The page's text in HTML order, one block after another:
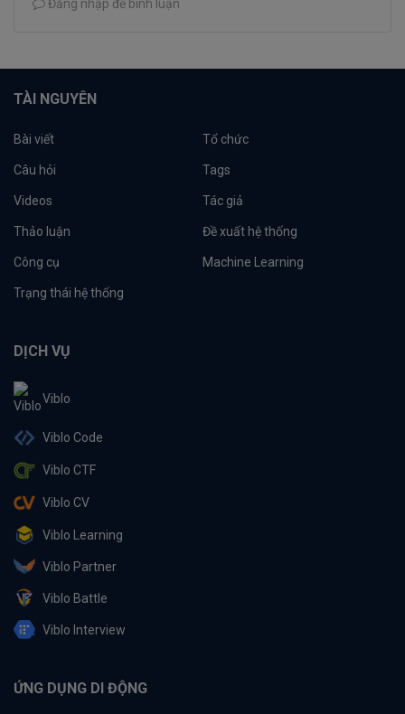
Đăng nhập để bình luận
TÀI NGUYÊN
Bài viết Tổ chức
Câu hỏi Tags
Videos Tác giả
Thảo luận Đề xuất hệ thống
Công cụ Machine Learning
Trạng thái hệ thống
DỊCH VỤ
Viblo
Viblo Code
Viblo CTF
Viblo CV
Viblo Learning
Viblo Partner
Viblo Battle
Viblo Interview
ỨNG DỤNG DI ĐỘNG